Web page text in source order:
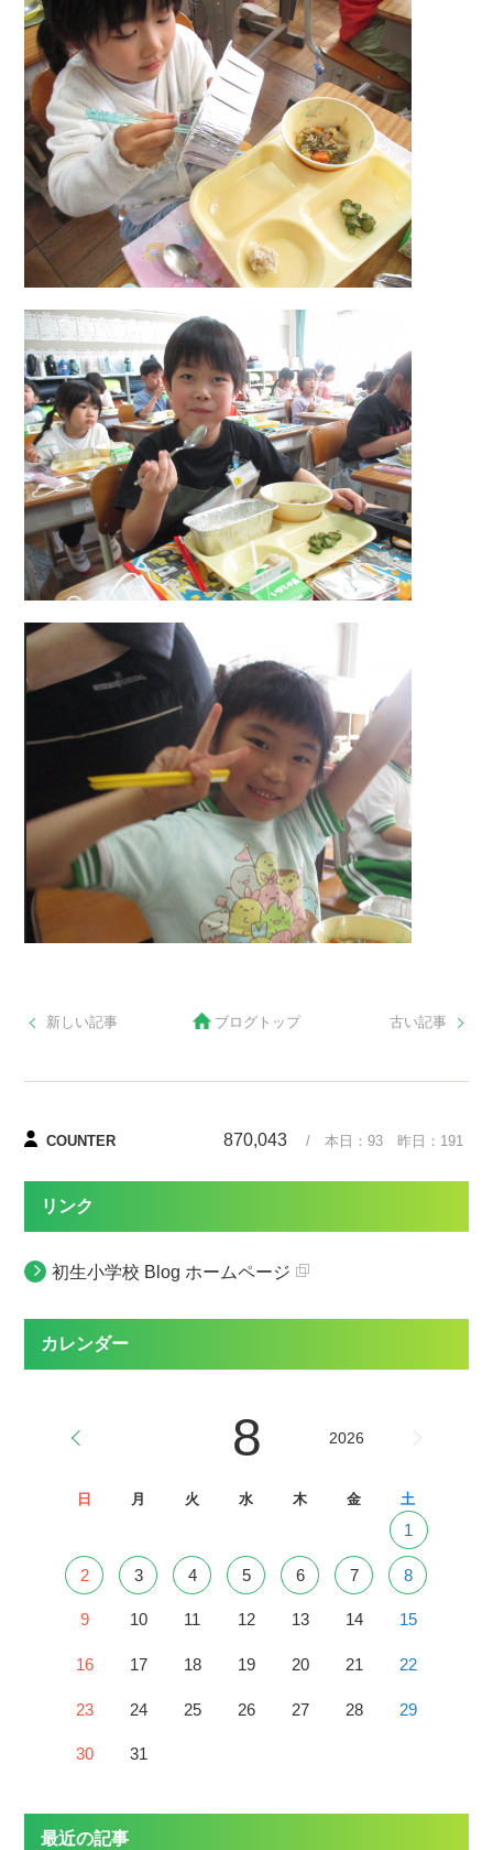
新しい記事 古い記事
ブログトップ
COUNTER 870,043 / 本日： 93昨日： 191
リンク
初生小学校 Blog ホームページ
カレンダー
8 2026
日 月 火 水 木 金 土
1
2 3 4 5 6 7 8
9 10 11 12 13 14 15
16 17 18 19 20 21 22
23 24 25 26 27 28 29
30 31
最近の記事